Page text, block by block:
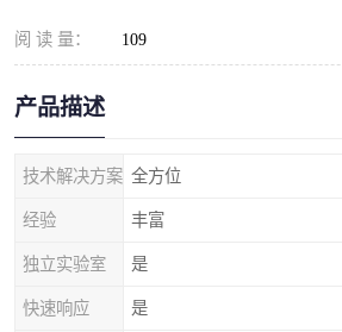
阅 读 量： 109
产品描述
技术解决方案 全方位
经验 丰富
独立实验室 是
快速响应 是